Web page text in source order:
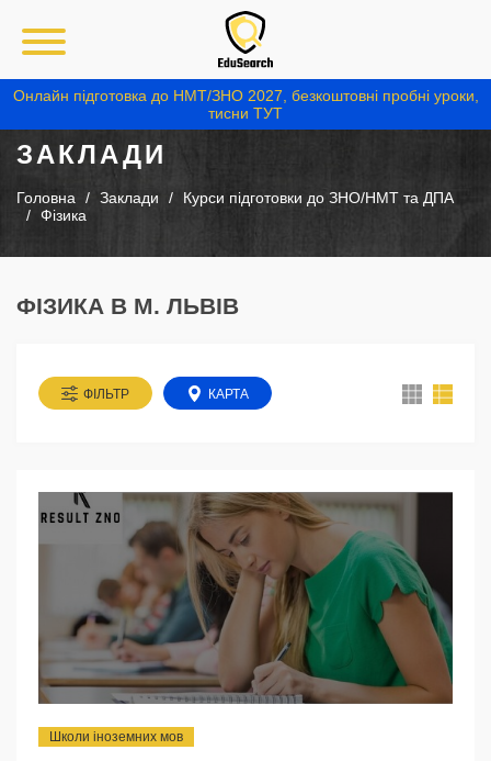
Онлайн підготовка до НМТ/ЗНО 2027, безкоштовні пробні уроки,
тисни ТУТ
ЗАКЛАДИ
Головна Заклади
Курси підготовки до ЗНО/НМТ та ДПА
Фізика
ФІЗИКА В М. ЛЬВІВ
ФІЛЬТР КАРТА
Школи іноземних мов